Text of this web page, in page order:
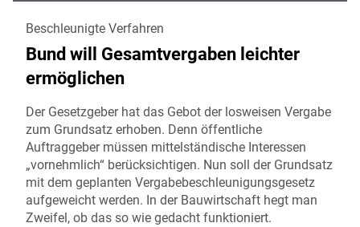
Beschleunigte Verfahren
Bund will Gesamtvergaben leichter
ermöglichen
Der Gesetzgeber hat das Gebot der losweisen Vergabe
zum Grundsatz erhoben. Denn öffentliche
Auftraggeber müssen mittelständische Interessen
„vornehmlich“ berücksichtigen. Nun soll der Grundsatz
mit dem geplanten Vergabebeschleunigungsgesetz
aufgeweicht werden. In der Bauwirtschaft hegt man
Zweifel, ob das so wie gedacht funktioniert.